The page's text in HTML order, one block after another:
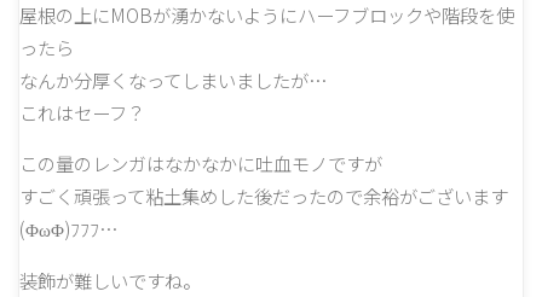
屋根の上にMOBが湧かないようにハーフブロックや階段を使
ったら
なんか分厚くなってしまいましたが…
これはセーフ？
この量のレンガはなかなかに吐血モノですが
すごく頑張って粘土集めした後だったので余裕がございます
(ΦωΦ)ﾌﾌﾌ…
装飾が難しいですね。